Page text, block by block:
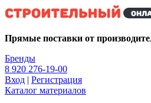
Kg
Прямые поставки от
Бренды
8 920 276-19-00
Вход | Регистрация
Каталог материалов